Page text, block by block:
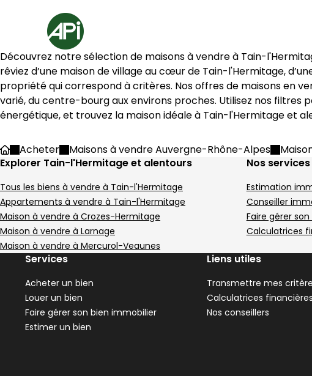
Accueil
3 Maisons à vendre à Tain-l'Hermitage (26600)
129 m² 8 pièces Crozes-
Aller à l'image1
Aller à l'image2
Aller à l'image3
Aller à l'image4
Aller à l'image5
419 000 €
Crozes-Hermitage - 26600
Maison • 8 pièces • 129 m²
DPE :
B 5 chambres
,
Terrain 2132 m²
,
1 piscine
Maison 97
Aller à l'image1
Aller à l'image2
Aller à l'image3
Aller à l'image4
Aller à l'image5
334 600 €
Tain-l'Hermitage - 26600
Maison • 5 pièces • 97 m²
3 chambres Terrain
,
Découvrez notre sélection de maisons à vendre à Tain-
rêviez d’une maison de village au cœur de Tain-l'Hermitage,
propriété qui correspond à critères. Nos offres de maisons en
varié, du centre-bourg aux environs proches. Utilisez nos
énergétique, et trouvez la maison idéale à Tain-l'Hermitage et
AccueilAcheter Maisons à vendre Auvergne-Rhône-Alpes
Explorer Tain-l'Hermitage et alentours
Tous les biens à vendre à Tain-l'Hermitage
Appartements à vendre à Tain-l'Hermitage
Maison à vendre à Crozes-Hermitage
Maison à vendre à Larnage
Maison à vendre à Mercurol-Veaunes
Nos
Estimation
Conseiller
Faire gérer
Calculatrices
Services
Acheter un bien
Louer un bien
Faire gérer son bien immobilier
Estimer un bien
Liens utiles
Transmettre mes
Calculatrices financières
Nos conseillers